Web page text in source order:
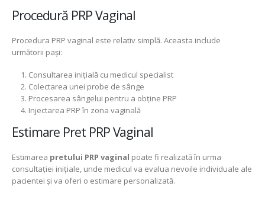
Procedură PRP Vaginal
Procedura PRP vaginal este relativ simplă. Aceasta include
următorii pași:
Consultarea inițială cu medicul specialist
Colectarea unei probe de sânge
Procesarea sângelui pentru a obține PRP
Injectarea PRP în zona vaginală
Estimare Pret PRP Vaginal
Estimarea pretului PRP vaginal poate fi realizată în urma
consultației inițiale, unde medicul va evalua nevoile individuale ale
pacientei și va oferi o estimare personalizată.